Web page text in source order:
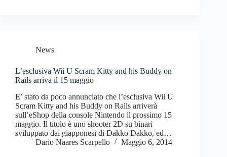
News
L’esclusiva Wii U Scram Kitty and his Buddy on
Rails arriva il 15 maggio
E’ stato da poco annunciato che l’esclusiva Wii U
Scram Kitty and his Buddy on Rails arriverà
sull’eShop della console Nintendo il prossimo 15
maggio. Il titolo è uno shooter 2D su binari
sviluppato dai giapponesi di Dakko Dakko, ed…
Dario Naares Scarpello
Maggio 6, 2014